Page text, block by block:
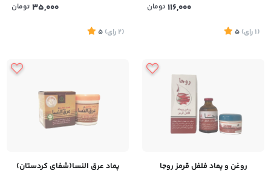
116,000 تومان
(1 رای)
5
35,000 تومان
(2 رای)
5
روغن و پماد فلفل قرمز روجا پماد عرق النسا(شفای کردستان)